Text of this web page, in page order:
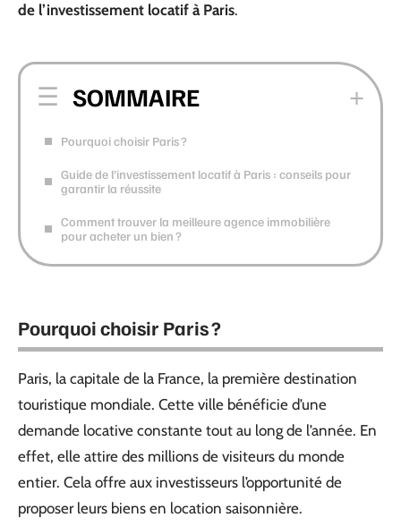
de l’investissement locatif à Paris.
SOMMAIRE
Pourquoi choisir Paris ?
Guide de l’investissement locatif à Paris : conseils pour
garantir la réussite
Comment trouver la meilleure agence immobilière
pour acheter un bien ?
Pourquoi choisir Paris ?
Paris, la capitale de la France, la première destination
touristique mondiale. Cette ville bénéficie d’une
demande locative constante tout au long de l’année. En
effet, elle attire des millions de visiteurs du monde
entier. Cela offre aux investisseurs l’opportunité de
proposer leurs biens en location saisonnière.